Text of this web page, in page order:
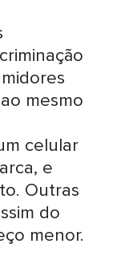
mesmo
celular
e
Outras
do
menor.